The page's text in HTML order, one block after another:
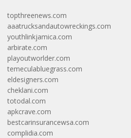
topthreenews.com
aaatrucksandautowreckings.com
youthlinkjamica.com
arbirate.com
playoutworlder.com
temeculabluegrass.com
eldesigners.com
cheklani.com
totodal.com
apkcrave.com
bestcarinsurancewsa.com
complidia.com